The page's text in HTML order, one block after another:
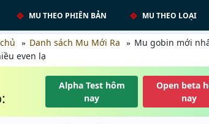
MU THEO PHIÊN BẢN MU THEO LOẠI
Danh sách Mu Mới Ra
Mu gobin mới
even lạ
Alpha Test hôm
nay
Open beta
nay